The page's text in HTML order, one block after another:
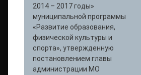
2014 – 2017 годы»
муниципальной программы
«Развитие образования,
физической культуры и
спорта», утвержденную
постановлением главы
администрации МО